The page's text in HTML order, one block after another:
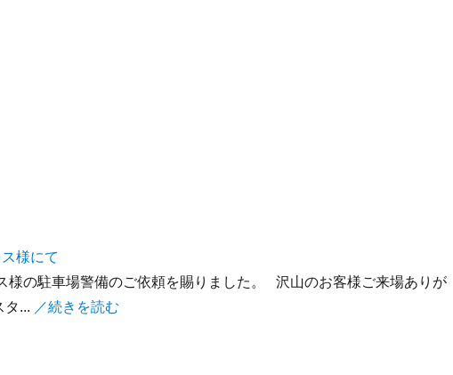
様にて
様の駐車場警備のご依頼を賜りました。 沢山のお客様ご来場ありが
タ... ／続きを読む